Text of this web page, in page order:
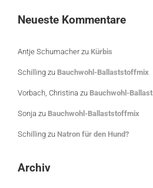
Neueste Kommentare
Antje Schumacherzu Kürbis
Schilling zu Bauchwohl-Ballaststoffmix
Vorbach, Christina zu Bauchwohl-
Sonja zu Bauchwohl-Ballaststoffmix
Schilling zu Natron für den Hund?
Archiv